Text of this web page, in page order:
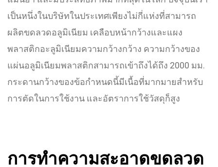
เป็นหนึ่งในบริษัทในประเทศเพียงไม่กี่แห่งที่สามารถ
ผลิตขดลวดอลูมิเนียม เคลือบหน้ากว้างและแผง
พลาสติกอะลูมิเนียมความกว้างกว้าง ความกว้างของ
แผ่นอลูมิเนียมพลาสติกสามารถเข้าถึงได้ถึง 2000 มม.
กระดานกว้างของข้อกำหนดนี้มีเนื้อที่มากมายสำหรับ
การตัดในการใช้งาน และอัตราการใช้วัสดุก็สูง
การทำความสะอาดขดลวด